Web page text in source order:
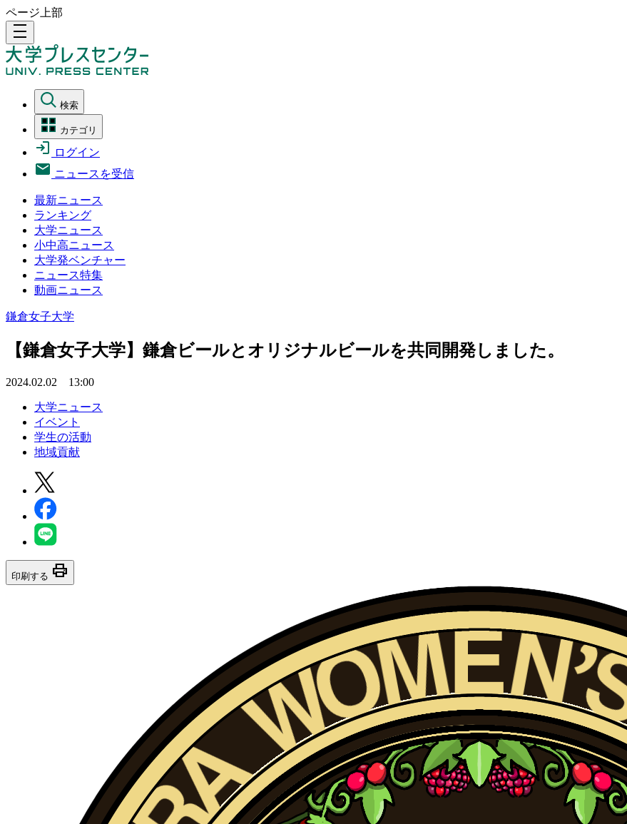
ページ上部
density_medium
検索
カテゴリ
ログイン
ニュースを受信
最新ニュース
ランキング
大学ニュース
小中高ニュース
大学発ベンチャー
ニュース特集
動画ニュース
鎌倉女子大学
【鎌倉女子大学】鎌倉ビールとオリジナルビールを共同開発しました。
2024.02.02 13:00
大学ニュース
イベント
学生の活動
地域貢献
印刷する print